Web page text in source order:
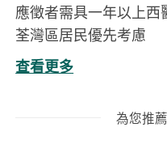
應徵者需具一年以上西
荃灣區居民優先考慮
Position: CLINIC
每週工作五天半
查看更多
為您推